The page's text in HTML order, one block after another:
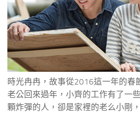
時光冉冉，故事從2016這一年的春
老公回來過年，小齊的工作有了一
顆炸彈的人，卻是家裡的老么小剛